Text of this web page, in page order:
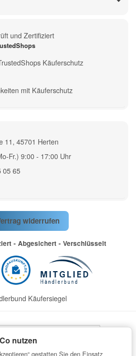
11, 45701 Herten
Fr.) 9:00 - 17:00 Uhr
05 65
und Zertifiziert
Käuferschutz
mit Käuferschutz
widerrufen
- Abgesichert - Verschlüsselt
nutzen
gestatten Sie den Einsatz